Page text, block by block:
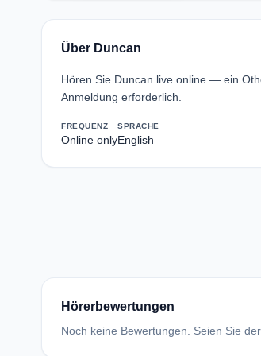
Über Duncan
Hören Sie Duncan live online — ein
Anmeldung erforderlich.
FREQUENZ
Online only
SPRACHE
English
Hörerbewertungen
Noch keine Bewertungen. Seien Sie